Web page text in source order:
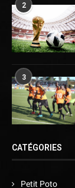
2
3
CATÉGORIES
Petit Poto